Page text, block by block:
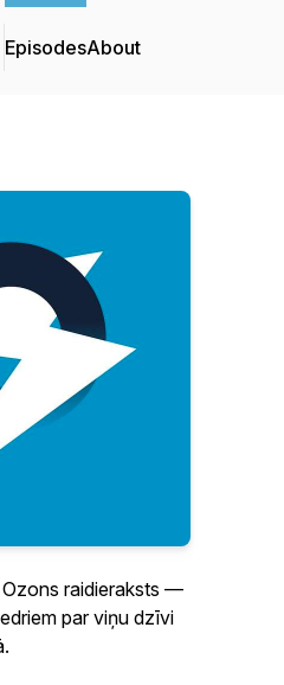
EpisodesAbout
raidieraksts —
par viņu dzīvi